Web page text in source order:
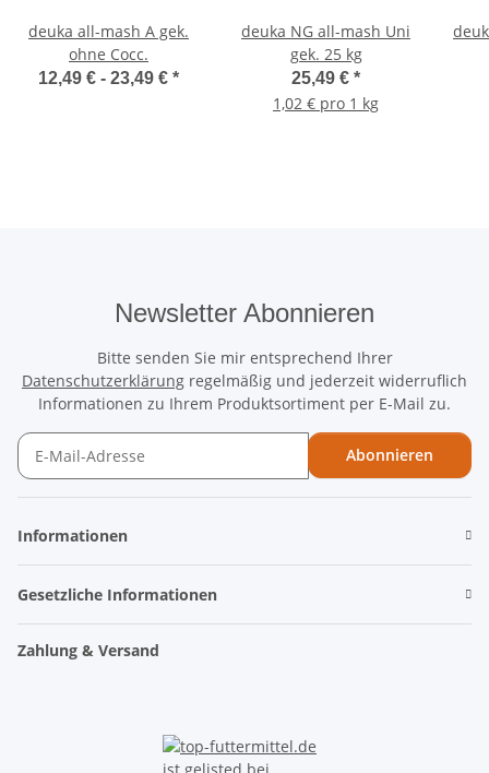
deuka all-mash A gek.
ohne Cocc.
12,49 € - 23,49 € *
deuka NG all-mash Uni
gek. 25 kg
25,49 € *
1,02 € pro 1 kg
Newsletter Abonnieren
Bitte senden Sie mir entsprechend Ihrer
Datenschutzerklärung regelmäßig und jederzeit widerruflich
Informationen zu Ihrem Produktsortiment per E-Mail zu.
Abonnieren
Informationen
Gesetzliche Informationen
Zahlung & Versand